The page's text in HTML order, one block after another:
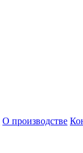
О производстве